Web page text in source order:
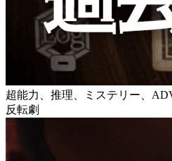
超能力、推理、ミステリー、
反転劇